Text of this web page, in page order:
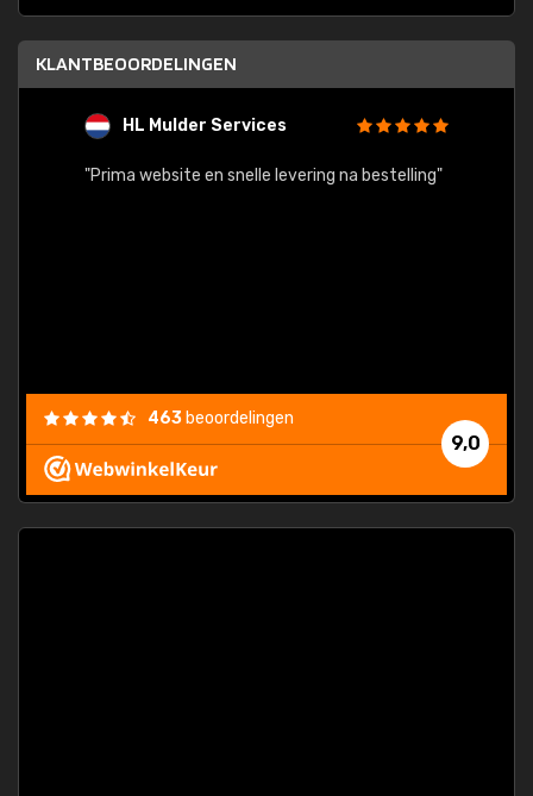
KLANTBEOORDELINGEN
HL Mulder Services
"Prima website en snelle levering na bestelling"
9,0
463 beoordelingen